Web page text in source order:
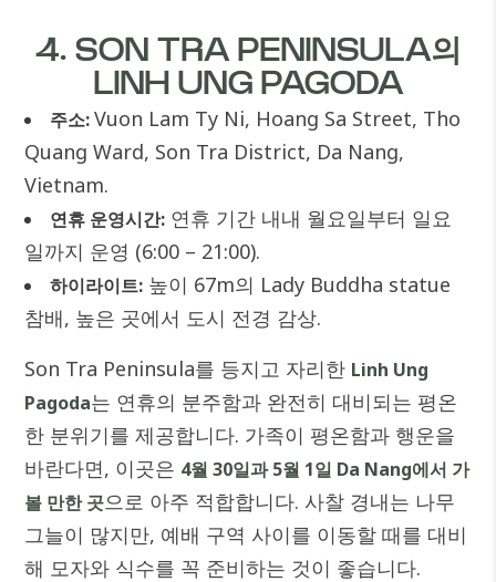
4. SON TRA PENINSULA의
LINH UNG PAGODA
주소:Vuon Lam Ty Ni, Hoang Sa Street, Tho
Quang Ward, Son Tra District, Da Nang,
Vietnam.
연휴 운영시간: 연휴 기간 내내 월요일부터 일요
일까지 운영 (6:00 – 21:00).
하이라이트: 높이 67m의 Lady Buddha statue
참배, 높은 곳에서 도시 전경 감상.
Son Tra Peninsula를 등지고 자리한 Linh Ung
Pagoda는 연휴의 분주함과 완전히 대비되는 평온
한 분위기를 제공합니다. 가족이 평온함과 행운을
바란다면, 이곳은 4월 30일과 5월 1일 Da Nang에서 가
볼 만한 곳으로 아주 적합합니다. 사찰 경내는 나무
그늘이 많지만, 예배 구역 사이를 이동할 때를 대비
해 모자와 식수를 꼭 준비하는 것이 좋습니다.